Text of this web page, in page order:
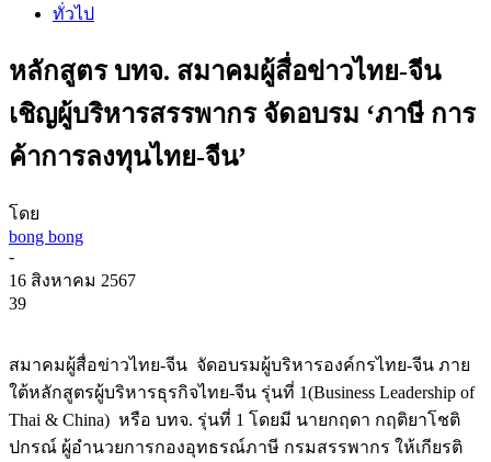
ทั่วไป
หลักสูตร บทจ. สมาคมผู้สื่อข่าวไทย-จีน
เชิญผู้บริหารสรรพากร จัดอบรม ‘ภาษี การ
ค้าการลงทุนไทย-จีน’
โดย
bong bong
-
16 สิงหาคม 2567
39
สมาคมผู้สื่อข่าวไทย-จีน จัดอบรมผู้บริหารองค์กรไทย-จีน ภาย
ใต้หลักสูตรผู้บริหารธุรกิจไทย-จีน รุ่นที่ 1(Business Leadership of
Thai & China) หรือ บทจ. รุ่นที่ 1 โดยมี นายกฤดา กฤติยาโชติ
ปกรณ์ ผู้อำนวยการกองอุทธรณ์ภาษี กรมสรรพากร ให้เกียรติ